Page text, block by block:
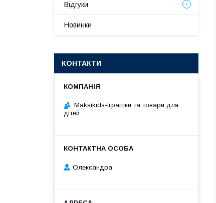
Відгуки
Новинки
КОНТАКТИ
Maksikids-Іграшки та товари для
дітей
Олександра